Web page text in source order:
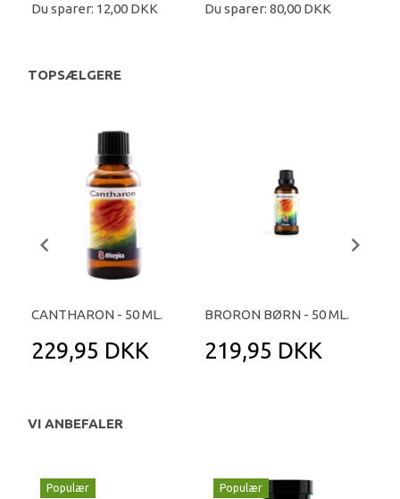
Du sparer: 12,00 DKK Du sparer: 80,00 DKK
TOPSÆLGERE
CANTHARON - 50 ML.
229,95 DKK
BRORON BØRN - 50 ML.
219,95 DKK
VI ANBEFALER
Populær Populær